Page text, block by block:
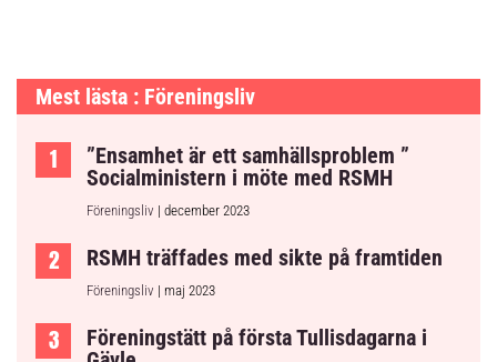
Mest lästa : Föreningsliv
”Ensamhet är ett samhällsproblem ”
Socialministern i möte med RSMH
Föreningsliv | december 2023
RSMH träffades med sikte på framtiden
Föreningsliv | maj 2023
Föreningstätt på första Tullisdagarna i